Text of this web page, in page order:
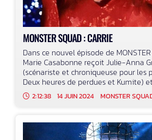
MONSTER SQUAD : CARRIE
Dans ce nouvel épisode de MONSTER
Marie Casabonne reçoit Julie-Anna
(scénariste et chroniqueuse pour les
Deux heures de perdues et Kumite)
2:12:38 14 JUIN 2024 MONSTER